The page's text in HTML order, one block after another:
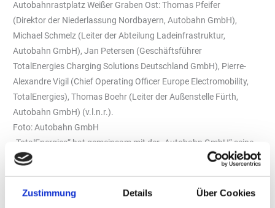
Zustimmung Details Über Cookies
Autobahnrastplatz Weißer Graben Ost: Thomas Pfeifer
(Direktor der Niederlassung Nordbayern, Autobahn GmbH),
Michael Schmelz (Leiter der Abteilung Ladeinfrastruktur,
Autobahn GmbH), Jan Petersen (Geschäftsführer
TotalEnergies Charging Solutions Deutschland GmbH), Pierre-
Alexandre Vigil (Chief Operating Officer Europe Electromobility,
TotalEnergies), Thomas Boehr (Leiter der Außenstelle Fürth,
Autobahn GmbH) (v.l.n.r.).
Foto: Autobahn GmbH
„TotalEnergies“ hat gemeinsam mit der „Autobahn GmbH“ seine
ersten beiden Schnellladestationen im Rahmen des
genommen.